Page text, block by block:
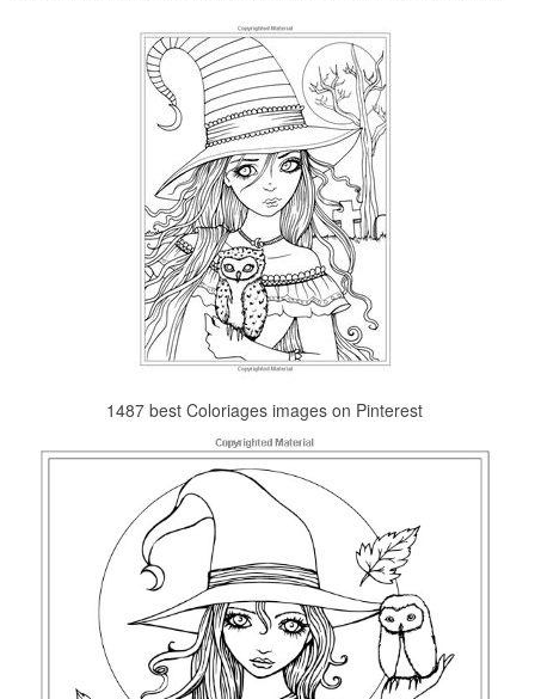
1487 best Coloriages images on Pinterest